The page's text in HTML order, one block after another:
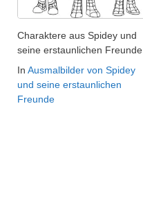
Charaktere aus Spidey und
seine erstaunlichen Freunde
In Ausmalbilder von Spidey
und seine erstaunlichen
Freunde